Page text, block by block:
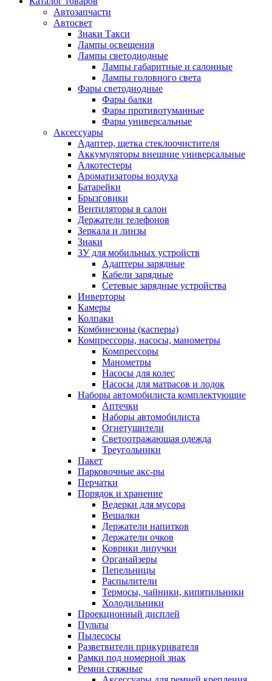
Автозапчасти
Автосвет
Знаки Такси
Лампы освещения
Лампы светодиодные
Лампы габаритные и салонные
Лампы головного света
Фары светодиодные
Фары балки
Фары противотуманные
Фары универсальные
Аксессуары
Адаптер, щетка стеклоочистителя
Аккумуляторы внешние универсальные
Алкотестеры
Ароматизаторы воздуха
Батарейки
Брызговики
Вентиляторы в салон
Держатели телефонов
Зеркала и линзы
Знаки
ЗУ для мобильных устройств
Адаптеры зарядные
Кабели зарядные
Сетевые зарядные устройства
Инверторы
Камеры
Колпаки
Комбинезоны (касперы)
Компрессоры, насосы, манометры
Компрессоры
Манометры
Насосы для колес
Насосы для матрасов и лодок
Наборы автомобилиста комплектующие
Аптечки
Наборы автомобилиста
Огнетушители
Светоотражающая одежда
Треугольники
Пакет
Парковочные акс-ры
Перчатки
Порядок и хранение
Ведерки для мусора
Вешалки
Держатели напитков
Держатели очков
Коврики липучки
Органайзеры
Пепельницы
Распылители
Термосы, чайники, кипятильники
Холодильники
Проекционный дисплей
Пульты
Пылесосы
Разветвители прикуривателя
Рамки под номерной знак
Ремни стяжные